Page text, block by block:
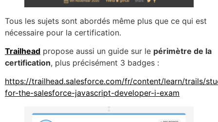
Tous les sujets sont abordés même plus que ce qui est
nécessaire pour la certification.
Trailhead propose aussi un guide sur le périmètre de la
certification, plus précisément 3 badges :
https://trailhead.salesforce.com/fr/content/learn/trails/
for-the-salesforce-javascript-developer-i-exam